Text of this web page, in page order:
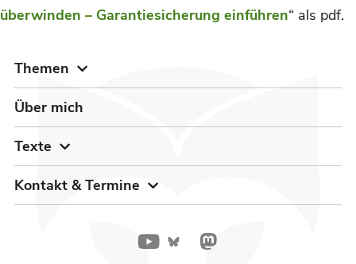
überwinden – Garantiesicherung einführen“ als pdf.
Themen
Über mich
Texte
Kontakt & Termine